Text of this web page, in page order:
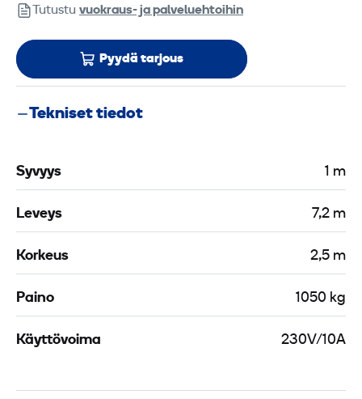
Tutustu vuokraus- ja palveluehtoihin
Pyydä tarjous
Tekniset tiedot
Syvyys 1 m
Leveys 7,2 m
Korkeus 2,5 m
Paino 1050 kg
Käyttövoima 230V/10A